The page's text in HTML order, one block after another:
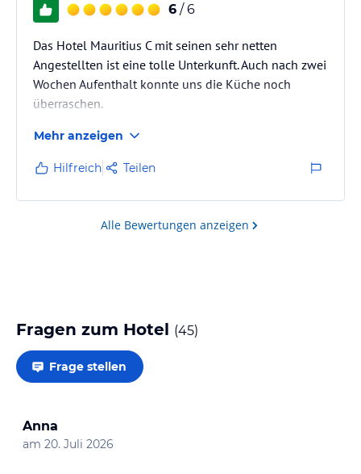
6 / 6
Das Hotel Mauritius C mit seinen sehr netten
Angestellten ist eine tolle Unterkunft. Auch nach zwei
Wochen Aufenthalt konnte uns die Küche noch
überraschen.
Mehr anzeigen
Hilfreich Teilen
Alle Bewertungen anzeigen
Fragen zum Hotel (45)
Frage stellen
Anna
am 20. Juli 2026